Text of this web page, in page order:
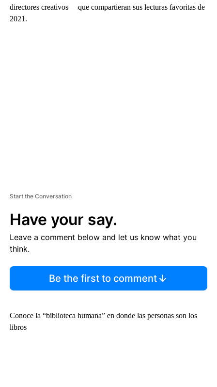
directores creativos–– que compartieran sus lecturas favoritas de
2021.
Start the Conversation
Have your say.
Leave a comment below and let us know what you
think.
Be the first to comment
Conoce la “biblioteca humana” en donde las personas son los
libros